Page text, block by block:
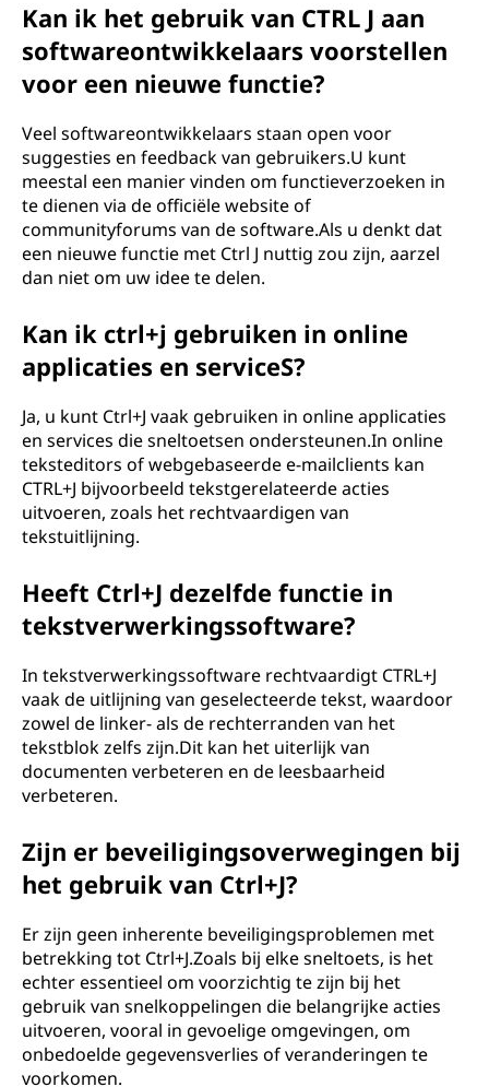
Kan ik het gebruik van CTRL J aan
softwareontwikkelaars voorstellen
voor een nieuwe functie?
Veel softwareontwikkelaars staan ​​open voor
suggesties en feedback van gebruikers.U kunt
meestal een manier vinden om functieverzoeken in
te dienen via de officiële website of
communityforums van de software.Als u denkt dat
een nieuwe functie met Ctrl J nuttig zou zijn, aarzel
dan niet om uw idee te delen.
Kan ik ctrl+j gebruiken in online
applicaties en serviceS?
Ja, u kunt Ctrl+J vaak gebruiken in online applicaties
en services die sneltoetsen ondersteunen.In online
teksteditors of webgebaseerde e-mailclients kan
CTRL+J bijvoorbeeld tekstgerelateerde acties
uitvoeren, zoals het rechtvaardigen van
tekstuitlijning.
Heeft Ctrl+J dezelfde functie in
tekstverwerkingssoftware?
In tekstverwerkingssoftware rechtvaardigt CTRL+J
vaak de uitlijning van geselecteerde tekst, waardoor
zowel de linker- als de rechterranden van het
tekstblok zelfs zijn.Dit kan het uiterlijk van
documenten verbeteren en de leesbaarheid
verbeteren.
Zijn er beveiligingsoverwegingen bij
het gebruik van Ctrl+J?
Er zijn geen inherente beveiligingsproblemen met
betrekking tot Ctrl+J.Zoals bij elke sneltoets, is het
echter essentieel om voorzichtig te zijn bij het
gebruik van snelkoppelingen die belangrijke acties
uitvoeren, vooral in gevoelige omgevingen, om
onbedoelde gegevensverlies of veranderingen te
voorkomen.